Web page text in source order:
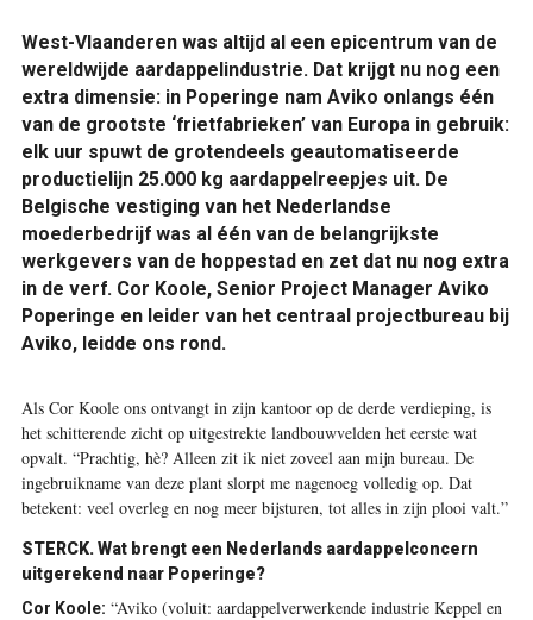
West-Vlaanderen was altijd al een epicentrum van de
wereldwijde aardappelindustrie. Dat krijgt nu nog een
extra dimensie: in Poperinge nam Aviko onlangs één
van de grootste ‘frietfabrieken’ van Europa in gebruik:
elk uur spuwt de grotendeels geautomatiseerde
productielijn 25.000 kg aardappelreepjes uit. De
Belgische vestiging van het Nederlandse
moederbedrijf was al één van de belangrijkste
werkgevers van de hoppestad en zet dat nu nog extra
in de verf. Cor Koole, Senior Project Manager Aviko
Poperinge en leider van het centraal projectbureau bij
Aviko, leidde ons rond.
Als Cor Koole ons ontvangt in zijn kantoor op de derde verdieping, is
het schitterende zicht op uitgestrekte landbouwvelden het eerste wat
opvalt. “Prachtig, hè? Alleen zit ik niet zoveel aan mijn bureau. De
ingebruikname van deze plant slorpt me nagenoeg volledig op. Dat
betekent: veel overleg en nog meer bijsturen, tot alles in zijn plooi valt.”
STERCK. Wat brengt een Nederlands aardappelconcern
uitgerekend naar Poperinge?
Cor Koole: “Aviko (voluit: aardappelverwerkende industrie Keppel en